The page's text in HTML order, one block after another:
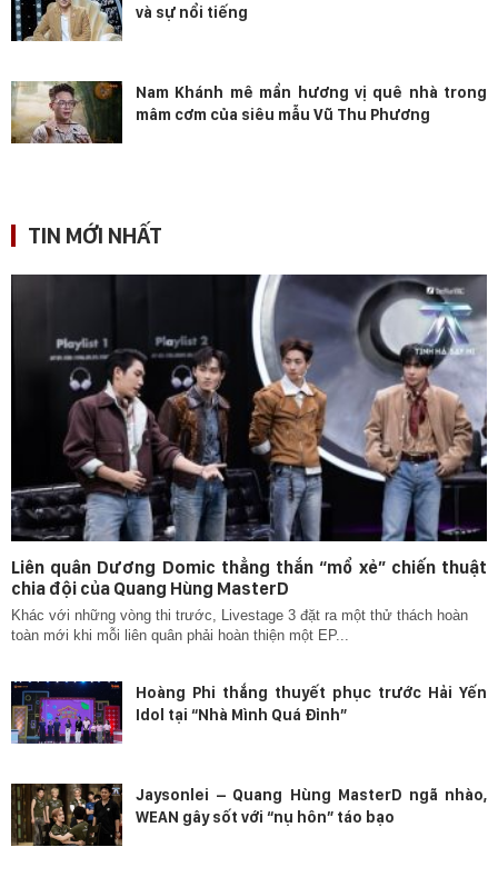
và sự nổi tiếng
Nam Khánh mê mẩn hương vị quê nhà trong
mâm cơm của siêu mẫu Vũ Thu Phương
TIN MỚI NHẤT
Liên quân Dương Domic thẳng thắn “mổ xẻ” chiến thuật
chia đội của Quang Hùng MasterD
Khác với những vòng thi trước, Livestage 3 đặt ra một thử thách hoàn
toàn mới khi mỗi liên quân phải hoàn thiện một EP...
Hoàng Phi thắng thuyết phục trước Hải Yến
Idol tại “Nhà Mình Quá Đỉnh”
Jaysonlei – Quang Hùng MasterD ngã nhào,
WEAN gây sốt với “nụ hôn” táo bạo